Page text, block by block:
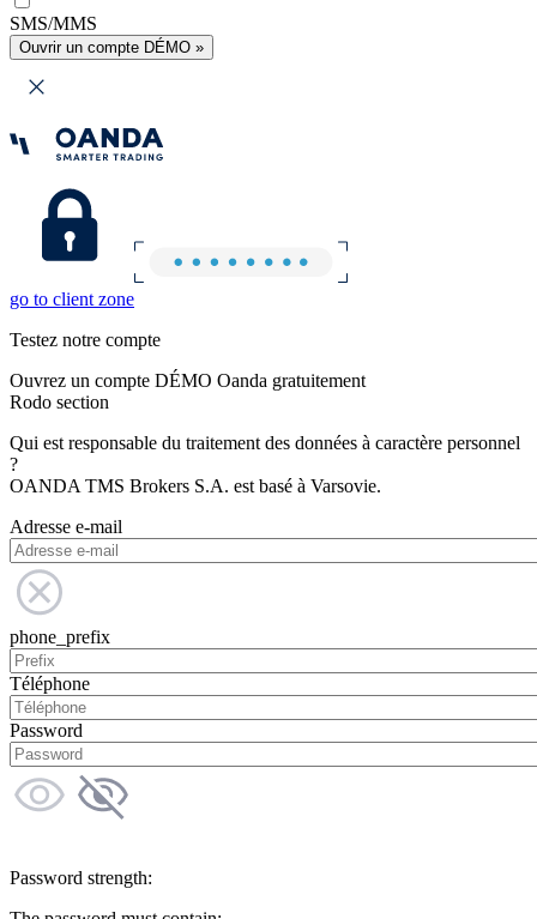
SMS/MMS
Ouvrir un compte DÉMO »
go to client zone
Testez notre compte
Ouvrez un compte DÉMO Oanda gratuitement
Rodo section
Qui est responsable du traitement des données à caractère personnel
?
OANDA TMS Brokers S.A. est basé à Varsovie.
Adresse e-mail
phone_prefix
Téléphone
Password
Password strength: